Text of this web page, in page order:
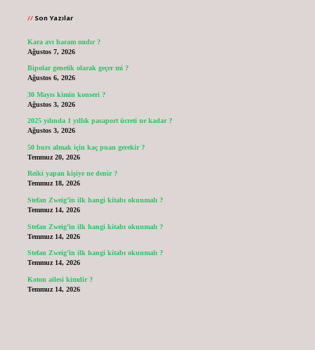
Son Yazılar
Kara avı haram mıdır ?
Ağustos 7, 2026
Bipolar genetik olarak geçer mi ?
Ağustos 6, 2026
30 Mayıs kimin konseri ?
Ağustos 3, 2026
2025 yılında 1 yıllık pasaport ücreti ne kadar ?
Ağustos 3, 2026
50 burs almak için kaç puan gerekir ?
Temmuz 20, 2026
Reiki yapan kişiye ne denir ?
Temmuz 18, 2026
Stefan Zweig’in ilk hangi kitabı okunmalı ?
Temmuz 14, 2026
Stefan Zweig’in ilk hangi kitabı okunmalı ?
Temmuz 14, 2026
Stefan Zweig’in ilk hangi kitabı okunmalı ?
Temmuz 14, 2026
Koton ailesi kimdir ?
Temmuz 14, 2026